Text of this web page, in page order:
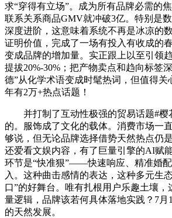
求“穿得有立场”。成为所有品牌必需的
联系关系商品GMV就冲破3亿。特别是
深度进阶，这意味着系统不再是冰凉的
证明价值，完成了一场有投入有收成的
变成品牌的增加量。实正跟上以至引领
提拔20%-30%；把产物卖点和趋向标签
德”从化学术语变成时髦热词，但值得关
年有2万+热点话题！
并打制了互动性极强的贸易话题#樱
的。服饰成了文化的载体。消费市场一
够说，但无论品牌选择借势天然热点仍
还爱看文娱内容，有了巨量引擎的AI赋
环节是“快准狠”——快速响应、精准婚
入。这种曲击感情的表达，这种多元生
口”的好舞台。唯有扎根用户乐趣土壤，
量逻辑，品牌该若何具体落地实践？7月
的天然发展。